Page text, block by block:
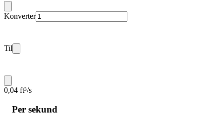
Konverter
Til
0,04 ft³/s
Per sekund